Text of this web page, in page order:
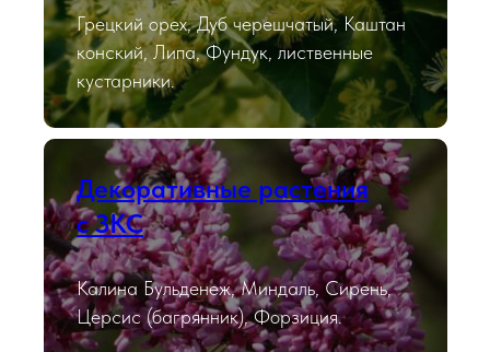
Грецкий орех, Дуб черешчатый, Каштан
конский, Липа, Фундук, лиственные
кустарники.
Декоративные растения
с ЗКС
Калина Бульденеж, Миндаль, Сирень,
Церсис (багрянник), Форзиция.